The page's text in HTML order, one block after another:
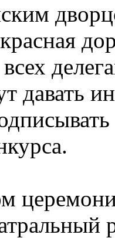
давать